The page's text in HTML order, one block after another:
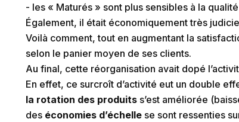
- les « Maturés » sont plus sensibles à la
Également, il était économiquement très
Voilà comment, tout en augmentant la
selon le panier moyen de ses clients.
Au final, cette réorganisation avait dopé
En effet, ce surcroît d’activité eut un double
la rotation des produits s’est améliorée
des économies d’échelle se sont ressenties